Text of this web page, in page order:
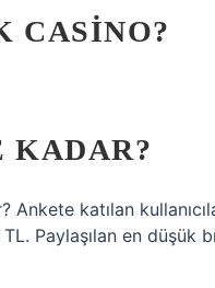
CASINO?
KADAR?
katılan
Paylaşılan en düşük